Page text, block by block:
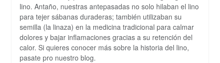
lino. Antaño, nuestras antepasadas no solo hilaban el lino
para tejer sábanas duraderas; también utilizaban su
semilla (la linaza) en la medicina tradicional para calmar
dolores y bajar inflamaciones gracias a su retención del
calor. Si quieres conocer más sobre la historia del lino,
pasate pro nuestro blog.